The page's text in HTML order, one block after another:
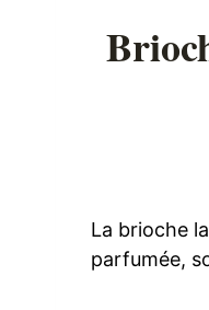
La brioche
parfumée,